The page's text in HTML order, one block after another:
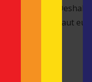
sehenswert.
. Schaut